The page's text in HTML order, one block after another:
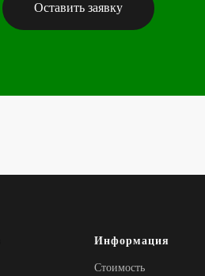
Оставить заявку
Информация
Стоимость